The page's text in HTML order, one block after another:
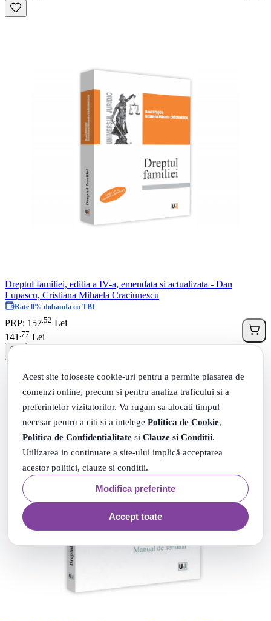
Acest site foloseste cookie-uri pentru a permite plasarea de
comenzi online, precum si pentru analiza traficului si a
preferintelor vizitatorilor. Va rugam sa alocati timpul
necesar pentru a citi si a intelege Politica de Cookie,
Politica de Confidentialitate si Clauze si Conditii.
Utilizarea in continuare a site-ului implică acceptarea
acestor politici, clauze si conditii.
Modifica preferinte
Accept toate
Dreptul familiei, editia a IV-a, emendata si actualizata - Dan
Lupascu, Cristiana Mihaela Craciunescu
Rate 0% dobanda cu TBI
PRP: 157 52 Lei
141 77 Lei